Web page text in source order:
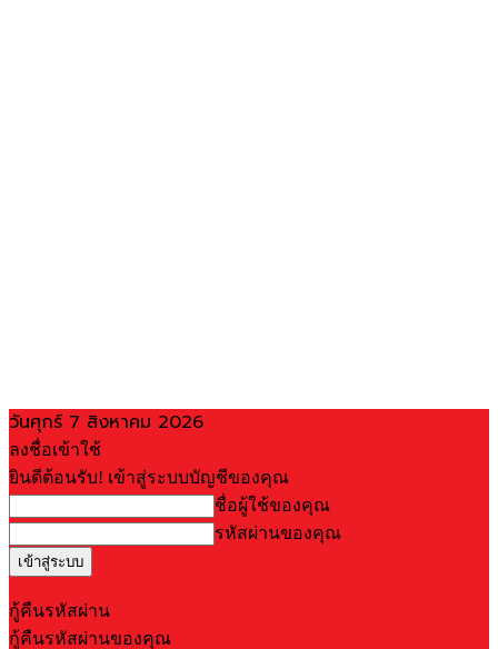
วันศุกร์ 7 สิงหาคม 2026
ลงชื่อเข้าใช้
ยินดีต้อนรับ! เข้าสู่ระบบบัญชีของคุณ
ชื่อผู้ใช้ของคุณ
รหัสผ่านของคุณ
กู้คืนรหัสผ่าน
กู้คืนรหัสผ่านของคุณ